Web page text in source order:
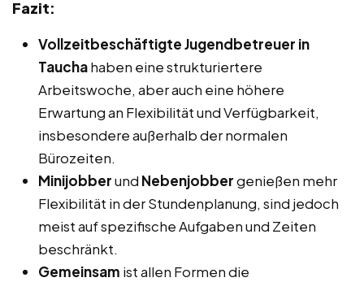
Fazit:
Vollzeitbeschäftigte Jugendbetreuer in
Tauchahaben eine strukturiertere
Arbeitswoche, aber auch eine höhere
Erwartung an Flexibilität und Verfügbarkeit,
insbesondere außerhalb der normalen
Bürozeiten.
Minijobberund Nebenjobbergenießen mehr
Flexibilität in der Stundenplanung, sind jedoch
meist auf spezifische Aufgaben und Zeiten
beschränkt.
Gemeinsam ist allen Formen die